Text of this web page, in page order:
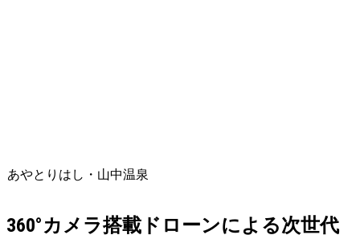
あやとりはし・山中温泉
360°カメラ搭載ドローンによる次世代